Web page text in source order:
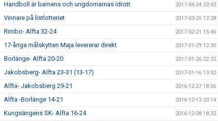
Handboll är barnens och ungdomarnas idrott 2017-04-24 23:43
Vinnare på listlotteriet 2017-03-25 12:28
Rimbo- Alfta 32-24 2017-02-21 15:46
17-åriga målskytten Maja levererar direkt 2017-01-29 12:30
Borlänge- Alfta 20-20 2017-01-26 22:32
Jakobsberg- Alfta 23-31 (13-17) 2017-01-16 13:32
Alfta- Jakobsberg 29-21 2016-12-27 18:06
Alfta -Borlänge 14-21 2016-12-13 20:14
Kungsängens SK- Alfta 16-24 2016-12-08 18:32